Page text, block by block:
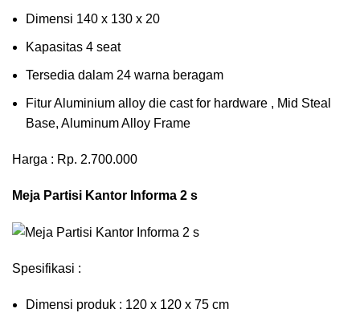
Dimensi 140 x 130 x 20
Kapasitas 4 seat
Tersedia dalam 24 warna beragam
Fitur Aluminium alloy die cast for hardware , Mid Steal
Base, Aluminum Alloy Frame
Harga : Rp. 2.700.000
Meja Partisi Kantor Informa 2 s
Spesifikasi :
Dimensi produk : 120 x 120 x 75 сm